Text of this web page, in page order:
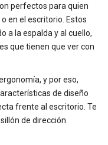
perfectos para quien
en el escritorio. Estos
a la espalda y al cuello,
que tienen que ver con
y por eso,
de diseño
frente al escritorio. Te
de dirección